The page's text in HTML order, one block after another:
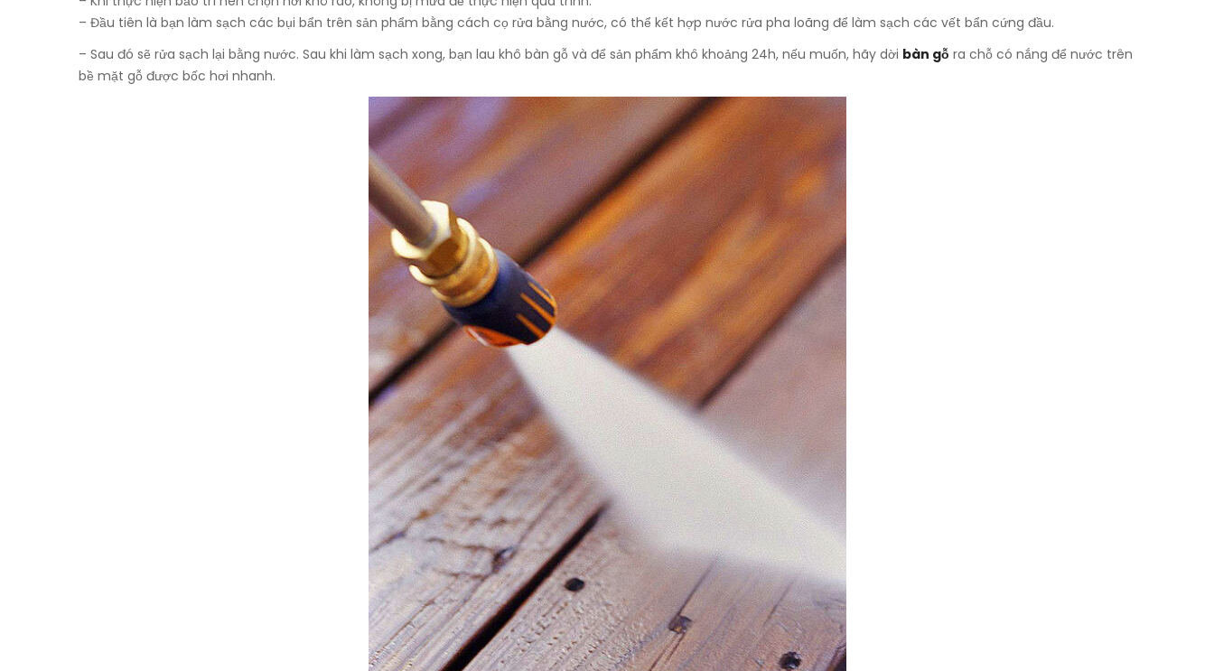
– Đầu tiên là bạn làm sạch các bụi bẩn trên sản phẩm bằng cách cọ rửa bằng nước, có thể kết hợp nước rửa pha loãng để làm sạch các vết bẩn cứng đầu.
– Sau đó sẽ rửa sạch lại bằng nước. Sau khi làm sạch xong, bạn lau khô bàn gỗ và để sản phẩm khô khoảng 24h, nếu muốn, hãy dời bàn gỗ ra chỗ có nắng để nước trên
bề mặt gỗ được bốc hơi nhanh.